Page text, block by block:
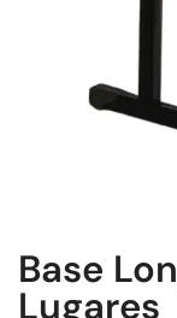
Base
Lugares